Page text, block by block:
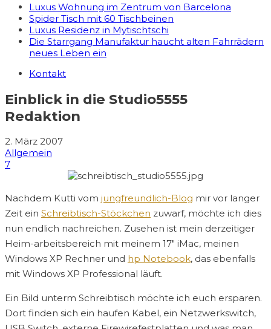
Luxus Wohnung im Zentrum von Barcelona
Spider Tisch mit 60 Tischbeinen
Luxus Residenz in Mytischtschi
Die Starrgang Manufaktur haucht alten Fahrrädern
neues Leben ein
Kontakt
Einblick in die Studio5555
Redaktion
2. März 2007
Allgemein
7
Nachdem Kutti vom jungfreundlich-Blog mir vor langer
Zeit ein Schreibtisch-Stöckchen zuwarf, möchte ich dies
nun endlich nachreichen. Zusehen ist mein derzeitiger
Heim-arbeitsbereich mit meinem 17″ iMac, meinen
Windows XP Rechner und hp Notebook, das ebenfalls
mit Windows XP Professional läuft.
Ein Bild unterm Schreibtisch möchte ich euch ersparen.
Dort finden sich ein haufen Kabel, ein Netzwerkswitch,